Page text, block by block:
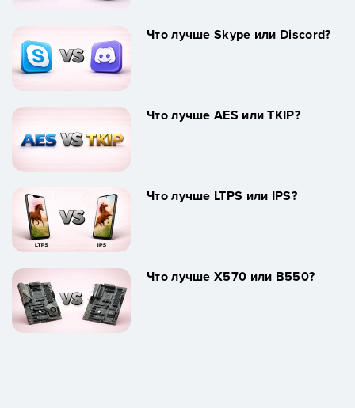
Что лучше Skype или Discord?
Что лучше AES или TKIP?
Что лучше LTPS или IPS?
Что лучше X570 или B550?